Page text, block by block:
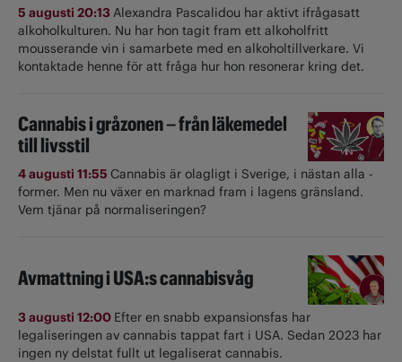
5 augusti 20:13Alexandra Pascalidou har aktivt ifrågasatt
alkoholkulturen. Nu har hon tagit fram ett alkoholfritt
mousserande vin i samarbete med en alkoholtillverkare. Vi
kontaktade henne för att fråga hur hon resonerar kring det.
Cannabis i gråzonen – från läkemedel
till livsstil
4 augusti 11:55 Cannabis är olagligt i ­Sverige, i nästan alla ­
former. Men nu växer en marknad fram i lagens gränsland.
Vem tjänar på normaliseringen?
Avmattning i USA:s cannabisvåg
3 augusti 12:00 Efter en snabb expansionsfas har
legaliseringen av cannabis tappat fart i USA. Sedan 2023 har
ingen ny delstat fullt ut ­legaliserat cannabis.